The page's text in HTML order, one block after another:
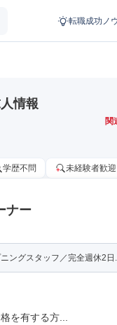
転職成功ノ
情報
関
学歴不問 未経験者歓迎
ナー
ングスタッフ／完全週休2日
を有する方...